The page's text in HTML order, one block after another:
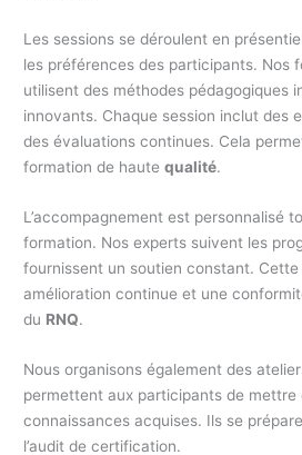
Les sessions se déroulent en
les préférences des participants. Nos
utilisent des méthodes pédagogiques
innovants. Chaque session inclut des
des évaluations continues. Cela
formation de hautequalité.
L’accompagnement est personnalisé
formation. Nos experts suivent les
fournissent un soutien constant.
amélioration continue et une
du RNQ.
Nous organisons également des
permettent aux participants de mettre
connaissances acquises. Ils se
l’audit de certification.